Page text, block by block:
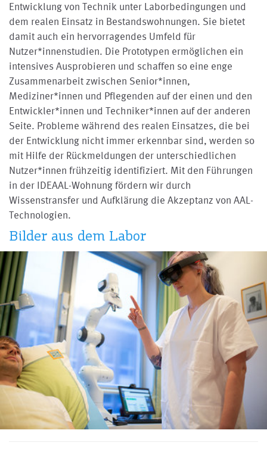
Entwicklung von Technik unter Laborbedingungen und
dem realen Einsatz in Bestandswohnungen. Sie bietet
damit auch ein hervorragendes Umfeld für
Nutzer*innenstudien. Die Prototypen ermöglichen ein
intensives Ausprobieren und schaffen so eine enge
Zusammenarbeit zwischen Senior*innen,
Mediziner*innen und Pflegenden auf der einen und den
Entwickler*innen und Techniker*innen auf der anderen
Seite. Probleme während des realen Einsatzes, die bei
der Entwicklung nicht immer erkennbar sind, werden so
mit Hilfe der Rückmeldungen der unterschiedlichen
Nutzer*innen frühzeitig identifiziert. Mit den Führungen
in der IDEAAL-Wohnung fördern wir durch
Wissenstransfer und Aufklärung die Akzeptanz von AAL-
Technologien.
Bilder aus dem Labor